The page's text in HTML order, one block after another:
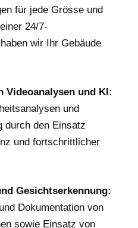
für jede Grösse und
24/7-
wir Ihr Gebäude
Videoanalysen und KI:
und
durch den Einsatz
und fortschrittlicher
Gesichtserkennung:
Dokumentation von
sowie Einsatz von